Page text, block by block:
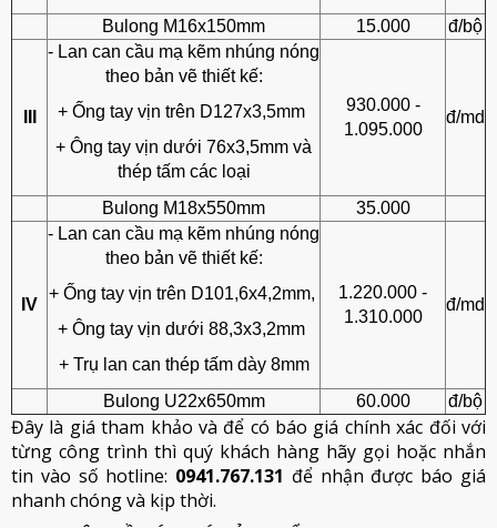
Bulong M16x150mm 15.000 đ/bộ
- Lan can cầu mạ kẽm nhúng nóng
theo bản vẽ thiết kế:
+ Ống tay vịn trên D127x3,5mm
+ Ông tay vịn dưới 76x3,5mm và
thép tấm các loại
930.000 -
1.095.000
đ/md
Bulong M18x550mm 35.000
IV
- Lan can cầu mạ kẽm nhúng nóng
theo bản vẽ thiết kế:
+ Ống tay vịn trên D101,6x4,2mm,
+ Ông tay vịn dưới 88,3x3,2mm
+ Trụ lan can thép tấm dày 8mm
1.220.000 -
1.310.000
đ/md
Bulong U22x650mm 60.000 đ/bộ
Đây là giá tham khảo và để có báo giá chính xác đối với
từng công trình thì quý khách hàng hãy gọi hoặc nhắn
tin vào số hotline: 0941.767.131 để nhận được báo giá
nhanh chóng và kịp thời.